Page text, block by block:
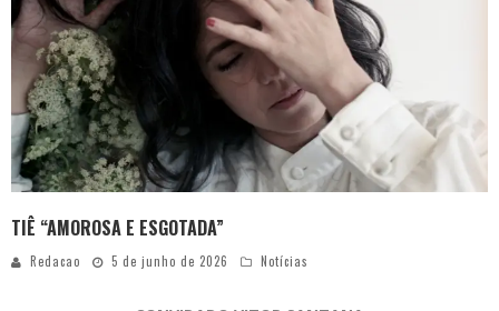
TIÊ “AMOROSA E ESGOTADA”
Redacao 5 de junho de 2026 Notícias